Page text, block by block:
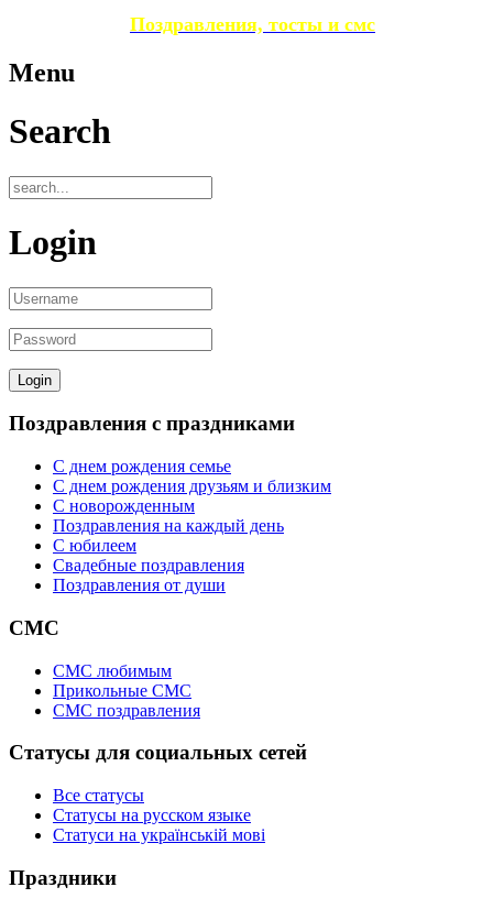
Поздравления, тосты и смс
Menu
Search
Login
Поздравления с праздниками
С днем рождения семье
С днем рождения друзьям и близким
C новорожденным
Поздравления на каждый день
С юбилеем
Свадебные поздравления
Поздравления от души
СМС
СМС любимым
Прикольные СМС
СМС поздравления
Статусы для социальных сетей
Все статусы
Статусы на русском языке
Статуси на українській мові
Праздники